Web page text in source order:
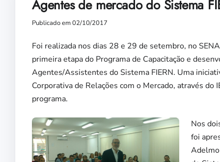
Agentes de mercado do Sistema
Publicado em 02/10/2017
Foi realizada nos dias 28 e 29 de setembro, no
primeira etapa do Programa de Capacitação e
Agentes/Assistentes do Sistema FIERN. Uma
Corporativa de Relações com o Mercado, através do
programa.
Nos
foi